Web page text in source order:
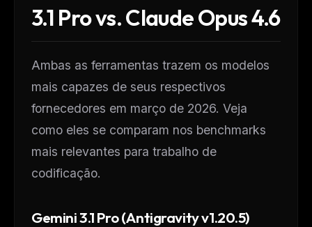
3.1 Pro vs. Claude Opus 4.6
Ambas as ferramentas trazem os modelos
mais capazes de seus respectivos
fornecedores em março de 2026. Veja
como eles se comparam nos benchmarks
mais relevantes para trabalho de
codificação.
Gemini 3.1 Pro (Antigravity v1.20.5)